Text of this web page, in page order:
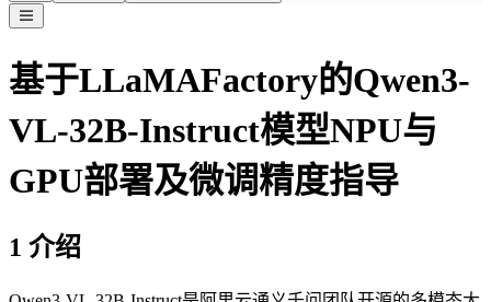
基于LLaMAFactory的Qwen3-
VL-32B-Instruct模型NPU与
GPU部署及微调精度指导
1 介绍